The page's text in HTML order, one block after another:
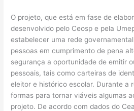
O projeto, que está em fase de
desenvolvido pelo Ceosp e pela
estabelecer uma rede
pessoas em cumprimento de pena
segurança a oportunidade de emitir
pessoais, tais como carteiras de
eleitor e histórico escolar. Durante a
formas para tornar viáveis algumas
projeto. De acordo com dados do